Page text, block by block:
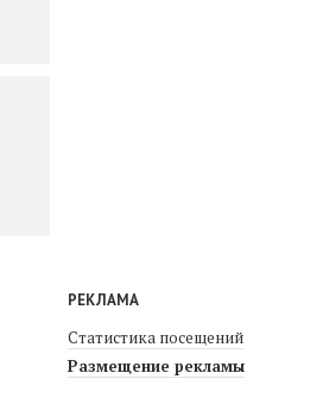
РЕКЛАМА
Статистика посещений
Размещение рекламы